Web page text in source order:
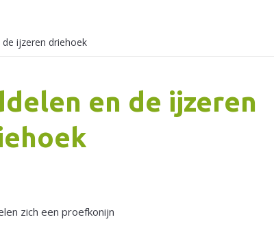
ijzeren driehoek
en de ijzeren
zich een proefkonijn